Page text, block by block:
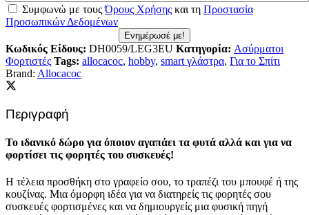
Συμφωνώ με τουςΌρους Χρήσης και τη Προστασία
Προσωπικών Δεδομένων
Ενημέρωσέ με!
Κωδικός Είδους: DH0059/LEG3EU Κατηγορία: Aσύρματοι
Φορτιστές Tags: allocacoc, hobby, smart γλάστρα, Για το Σπίτι
Brand: Allocacoc
Περιγραφή
Το ιδανικό δώρο για όποιον αγαπάει τα φυτά αλλά και για να
φορτίσει τις φορητές του συσκευές!
Η τέλεια προσθήκη στο γραφείο σου, το τραπέζι του μπουφέ ή της
κουζίνας. Μια όμορφη ιδέα για να διατηρείς τις φορητές σου
συσκευές φορτισμένες και να δημιουργείς μια φυσική πηγή